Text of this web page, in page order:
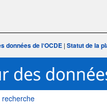
données de l‘OCDE |Statut de la